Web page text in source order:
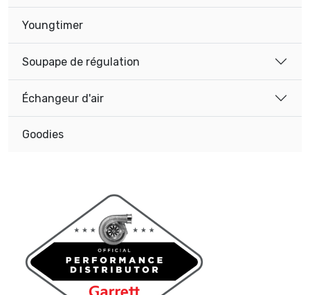
Youngtimer
Soupape de régulation
Échangeur d'air
Goodies